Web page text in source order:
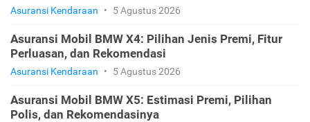
Asuransi Kendaraan • 5 Agustus 2026
Asuransi Mobil BMW X4: Pilihan Jenis Premi, Fitur
Perluasan, dan Rekomendasi
Asuransi Kendaraan • 5 Agustus 2026
Asuransi Mobil BMW X5: Estimasi Premi, Pilihan
Polis, dan Rekomendasinya